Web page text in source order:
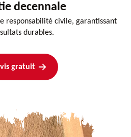
decennale
responsabilité civile, garantissant
durables.
gratuit